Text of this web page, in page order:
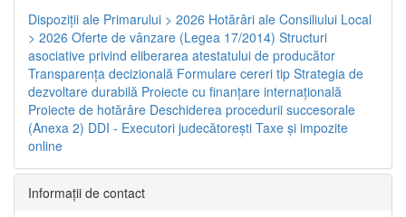
Dispoziţii ale Primarului > 2026 Hotărâri ale Consiliului Local
> 2026 Oferte de vânzare (Legea 17/2014) Structuri
asociative privind eliberarea atestatului de producător
Transparenţa decizională Formulare cereri tip Strategia de
dezvoltare durabilă Proiecte cu finanţare internaţională
Proiecte de hotărâre Deschiderea procedurii succesorale
(Anexa 2) DDI - Executori judecătorești Taxe şi impozite
online
Informaţii de contact